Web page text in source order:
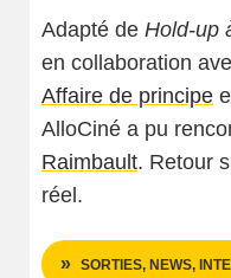
Adapté de Hold-up
en collaboration
Affaire de principe
AlloCiné a pu
Raimbault. Retour
réel.
SORTIES, NEWS,